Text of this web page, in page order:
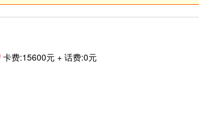
卡费:15600元 + 话费:0元